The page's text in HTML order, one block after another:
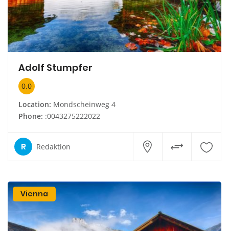
Adolf Stumpfer
0.0
Location: Mondscheinweg 4
Phone: :0043275222022
R Redaktion
Vienna